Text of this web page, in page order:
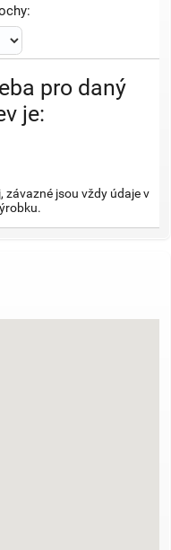
pro daný
je:
jsou vždy údaje v